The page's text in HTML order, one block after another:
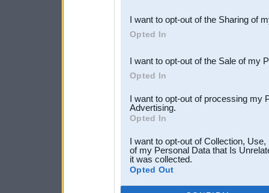
Downstream Participants
third parties.
I want to opt-out of the Sharing of
Opted In
I want to opt-out of the Sale of my
Opted In
I want to opt-out of processing my
Advertising.
Opted In
I want to opt-out of Collection,
of my Personal Data that Is
it was collected.
Opted Out